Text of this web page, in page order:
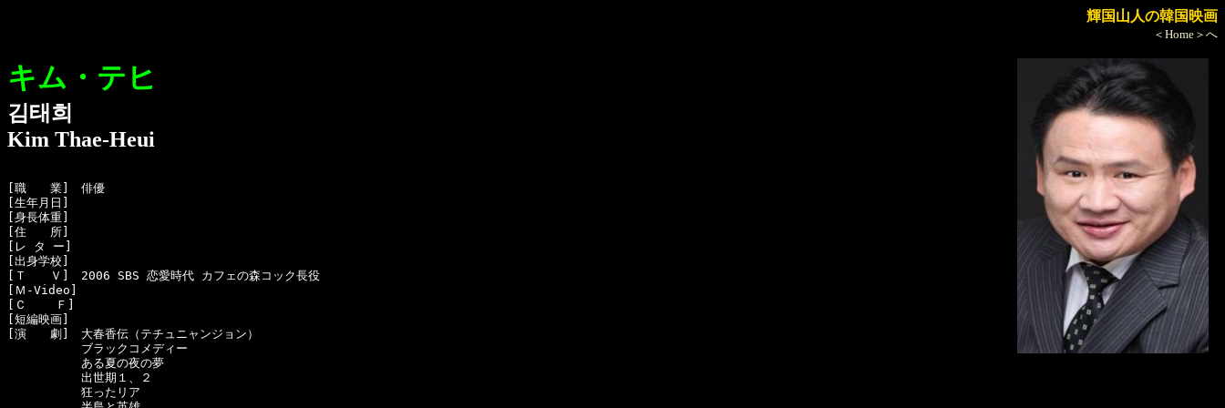
輝国山人の韓国映画
＜Home＞へ
キム・テヒ
김태희
Kim Thae-Heui
[職　　業]　俳優
[生年月日]
[身長体重]
[住　　所]
[レ タ ー]
[出身学校]
[Ｔ　　Ｖ]　2006 SBS 恋愛時代 カフェの森コック長役
[Ｍ-Video]
[Ｃ    Ｆ]
[短編映画]
[演　　劇]　大春香伝（テチュニャンジョン）
  　　　　　ブラックコメディー
  　　　　　ある夏の夜の夢
  　　　　　出世期１、２
  　　　　　狂ったリア